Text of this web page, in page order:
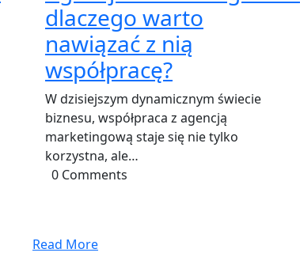
dlaczego warto
nawiązać z nią
współpracę?
W dzisiejszym dynamicznym świecie
biznesu, współpraca z agencją
marketingową staje się nie tylko
korzystna, ale…
0 Comments
Read More